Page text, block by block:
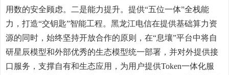
用数的安全顾虑。二是能力提升。提供“五位一体”全栈能
力，打造“交钥匙”智能工程。黑龙江电信在提供基础算力资
源的同时，始终坚持开放合作的原则，在“息壤”平台中将自
研星辰模型和外部优秀的生态模型统一部署，并对外提供接
口服务，支撑自有和生态应用，为用户提供Token一体化服